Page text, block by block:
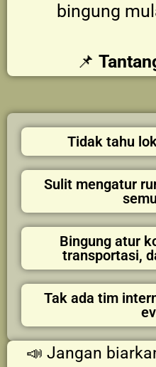
bingung
📌
Tidak tahu
Sulit mengatur
Bingung atur
transportasi,
Tak ada tim
📣 Jangan